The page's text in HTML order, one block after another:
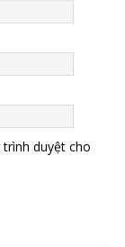
duyệt cho